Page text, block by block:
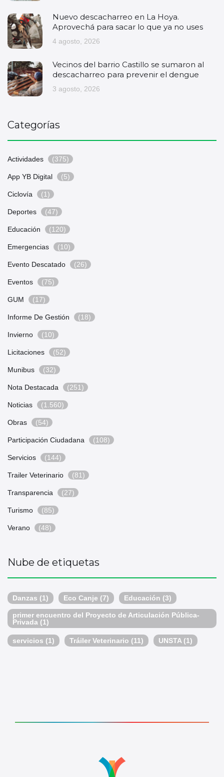
Nuevo descacharreo en La Hoya.
Aprovechá para sacar lo que ya no uses
4 agosto, 2026
Vecinos del barrio Castillo se sumaron al
descacharreo para prevenir el dengue
3 agosto, 2026
Categorías
Actividades (375)
App YB Digital (5)
Ciclovía (1)
Deportes (47)
Educación (120)
Emergencias (10)
Evento Descatado (26)
Eventos (75)
GUM (17)
Informe De Gestión (18)
Invierno (10)
Licitaciones (52)
Munibus (32)
Nota Destacada (251)
Noticias (1.560)
Obras (54)
Participación Ciudadana (108)
Servicios (144)
Trailer Veterinario (81)
Transparencia (27)
Turismo (85)
Verano (48)
Nube de etiquetas
Danzas (1) Eco Canje (7) Educación (3)
primer encuentro del Proyecto de Articulación Pública-
Privada (1)
servicios (1) Tráiler Veterinario (11) UNSTA (1)